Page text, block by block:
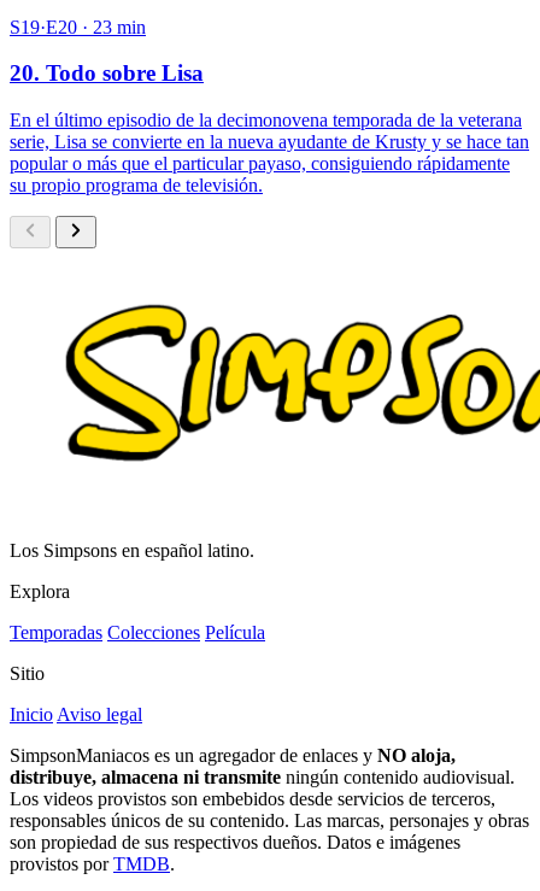
S19·E20 · 23 min
20. Todo sobre Lisa
En el último episodio de la decimonovena temporada de la veterana
serie, Lisa se convierte en la nueva ayudante de Krusty y se hace tan
popular o más que el particular payaso, consiguiendo rápidamente
su propio programa de televisión.
Los Simpsons en español latino.
Explora
Temporadas Colecciones Película
Sitio
Inicio Aviso legal
SimpsonManiacos es un agregador de enlaces y NO aloja,
distribuye, almacena ni transmite ningún contenido audiovisual.
Los videos provistos son embebidos desde servicios de terceros,
responsables únicos de su contenido. Las marcas, personajes y obras
son propiedad de sus respectivos dueños. Datos e imágenes
provistos porTMDB.